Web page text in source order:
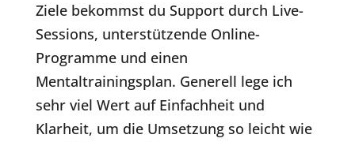
Ziele bekommst du Support durch Live-
Sessions, unterstützende Online-
Programme und einen
Mentaltrainingsplan. Generell lege ich
sehr viel Wert auf Einfachheit und
Klarheit, um die Umsetzung so leicht wie